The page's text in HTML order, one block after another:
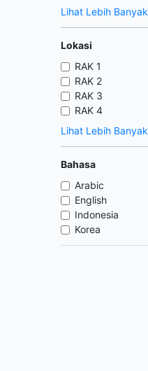
Lihat Lebih Banyak
Lokasi
RAK 1
RAK 2
RAK 3
RAK 4
Lihat Lebih Banyak
Bahasa
Arabic
English
Indonesia
Korea